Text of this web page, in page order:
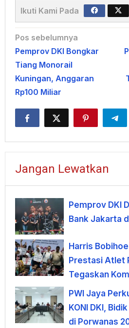
Ikuti Kami Pada
Navigasi
pos
Pos sebelumnya
Pemprov DKI Bongkar
Tiang Monorail
Kuningan, Anggaran
Rp100 Miliar
Jangan Lewatkan
Pemprov DKI
Bank Jakarta
Harris
Prestasi Atlet
Tegaskan
Dukung
PWI Jaya
KONI DKI,
di Porwanas